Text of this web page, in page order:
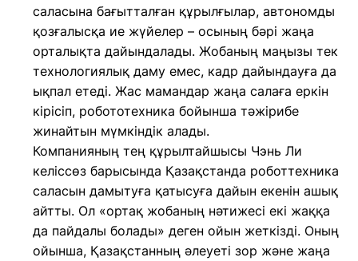
саласына бағытталған құрылғылар, автономды
қозғалысқа ие жүйелер – осының бәрі жаңа
орталықта дайындалады. Жобаның маңызы тек
технологиялық даму емес, кадр дайындауға да
ықпал етеді. Жас мамандар жаңа салаға еркін
кірісіп, робототехника бойынша тәжірибе
жинайтын мүмкіндік алады.
Компанияның тең құрылтайшысы Чэнь Ли
келіссөз барысында Қазақстанда роботтехника
саласын дамытуға қатысуға дайын екенін ашық
айтты. Ол «ортақ жобаның нәтижесі екі жаққа
да пайдалы болады» деген ойын жеткізді. Оның
ойынша, Қазақстанның әлеуеті зор және жаңа